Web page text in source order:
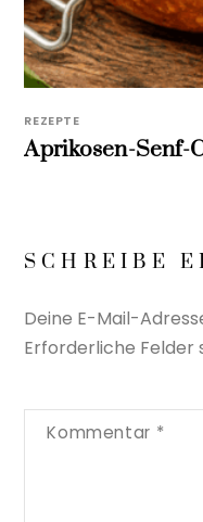
REZEPTE
Aprikosen-Senf-
SCHREIBE
Deine E-Mail-
Erforderliche Felder
Kommentar *